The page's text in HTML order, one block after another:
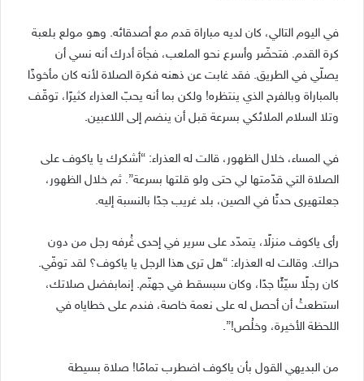
في اليوم التالي، كان لديه مباراة قدم مع أصدقائه. وهو مولع بلعبة
كرة القدم. فتحضّر وأسرع نحو الملعب، فجأة أدرك أنه نسي أن
يصلّي في الطريق. فقد غابت عن ذهنه فكرة الصلاة لأنه كان مأخوذًا
بالمباراة وبالفرح الذي ينتظره! ولكن بما أنه يحبّ العذراء كثيرًا، توقّف
وتلا السلام الملائكي بسرعة قبل أن ينضم إلى اللاعبين.
في المساء، خلال الظهور، قالت له العذراء: “أشكرك يا ياكوف على
الصلاة التي قدّمتها لي حتى ولو قلتها بسرعة”. ثم خلال الظهور،
جعلتهيرى حدثًا في الصين، بلد غريب جدًا بالنسبة إليه.
رأى ياكوف منزلًا، يتمدّد على سرير في إحدى غُرفه رجل من دون
حراك. وقالت له العذراء: “هل ترى هذا الرجل يا ياكوف؟ لقد توفّي.
كان رجلًا سيّئًا جدًا، وكان سبسقط في جهنّم. إنمابفضل صلاتك،
استطعتُ أن أحصل له على نعمة خاصة، فندم على خطاياه في
اللحظة الأخيرة، وخلُص!”.
من البديهي القول بأن ياكوف اضطرب تمامًا! صلاة بسيطة